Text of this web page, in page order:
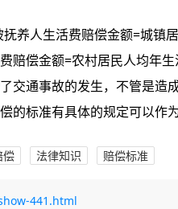
养人生活费赔偿金额=城镇
赔偿金额=农村居民人均年
交通事故的发生，不管是造
的标准有具体的规定可以作为
偿 法律知识 赔偿标准
441.html